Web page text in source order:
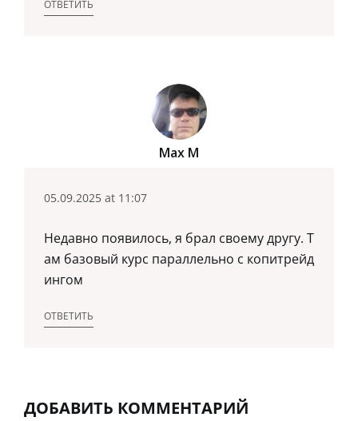
ОТВЕТИТЬ
Max M
05.09.2025 at 11:07
Недавно появилось, я брал своему другу. Т
ам базовый курс параллельно с копитрейд
ингом
ОТВЕТИТЬ
ДОБАВИТЬ КОММЕНТАРИЙ